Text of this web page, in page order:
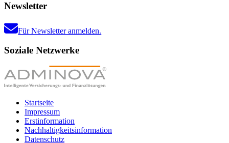
Newsletter
Für Newsletter anmelden.
Soziale Netzwerke
Startseite
Impressum
Erstinformation
Nachhaltigkeitsinformation
Datenschutz